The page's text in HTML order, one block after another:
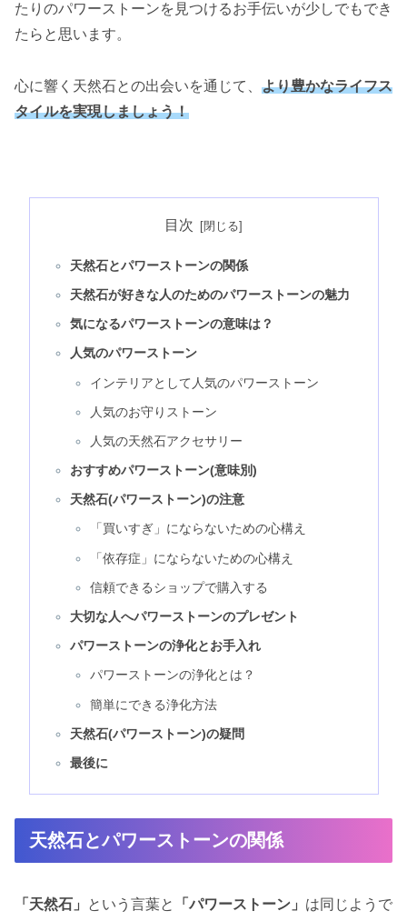
たりのパワーストーンを見つけるお手伝いが少しでもでき
たらと思います。
心に響く天然石との出会いを通じて、 より豊かなライフス
タイルを実現しましょう！
目次
天然石とパワーストーンの関係
天然石が好きな人のためのパワーストーンの魅力
気になるパワーストーンの意味は？
人気のパワーストーン
インテリアとして人気のパワーストーン
人気のお守りストーン
人気の天然石アクセサリー
おすすめパワーストーン(意味別)
天然石(パワーストーン)の注意
「買いすぎ」にならないための心構え
「依存症」にならないための心構え
信頼できるショップで購入する
大切な人へパワーストーンのプレゼント
パワーストーンの浄化とお手入れ
パワーストーンの浄化とは？
簡単にできる浄化方法
天然石(パワーストーン)の疑問
最後に
天然石とパワーストーンの関係
「天然石」 という言葉と 「パワーストーン」 は同じようで